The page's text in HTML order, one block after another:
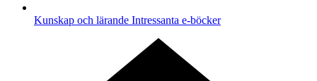
Kunskap och lärande Intressanta e-böcker